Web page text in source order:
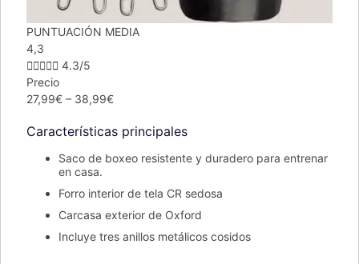
PUNTUACIÓN MEDIA
4,3
 4.3/5
Precio
27,99€ – 38,99€
Características principales
Saco de boxeo resistente y duradero para entrenar
en casa.
Forro interior de tela CR sedosa
Carcasa exterior de Oxford
Incluye tres anillos metálicos cosidos